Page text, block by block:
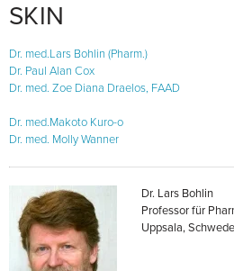
SKIN
Dr. med.Lars Bohlin (Pharm.)
Dr. Paul Alan Cox
Dr. med. Zoe Diana Draelos, FAAD
Dr. med.Makoto Kuro-o
Dr. med. Molly Wanner
Dr. Lars Bohlin
Professor für
Uppsala,